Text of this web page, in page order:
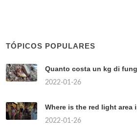
TÓPICOS POPULARES
Quanto costa un kg di
2022-01-26
Where is the red light area
2022-01-26